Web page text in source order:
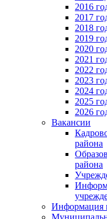
2016
2017
2018
2019
2020
2021
2022
2023
2024
2025
2026
Вакансии
района
района